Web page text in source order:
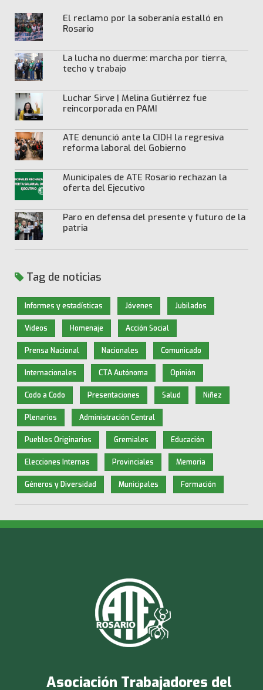
El reclamo por la soberanía estalló en
Rosario
La lucha no duerme: marcha por tierra,
techo y trabajo
Luchar Sirve | Melina Gutiérrez fue
reincorporada en PAMI
ATE denunció ante la CIDH la regresiva
reforma laboral del Gobierno
Municipales de ATE Rosario rechazan la
oferta del Ejecutivo
Paro en defensa del presente y futuro de la
patria
Tag de noticias
Informes y estadísticas Jóvenes Jubilados
Videos Homenaje Acción Social
Prensa Nacional Nacionales Comunicado
Internacionales CTA Autónoma Opinión
Codo a Codo Presentaciones Salud Niñez
Plenarios Administración Central
Pueblos Originarios Gremiales Educación
Elecciones Internas Provinciales Memoria
Géneros y Diversidad Municipales Formación
Asociación Trabajadores del